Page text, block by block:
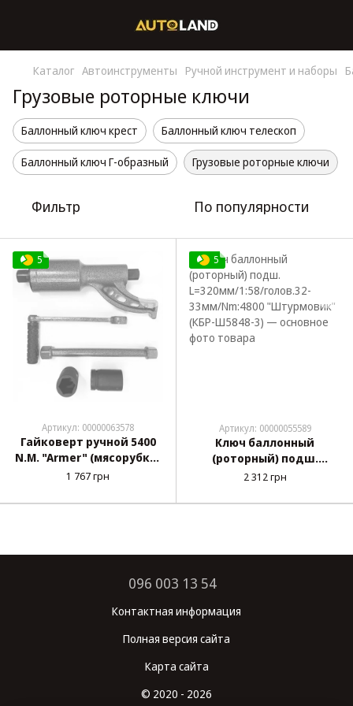
Каталог Автоинструменты Ручной инструмент и наборы
Грузовые роторные ключи
Баллонный ключ крест Баллонный ключ телескоп
Баллонный ключ Г-образный Грузовые роторные ключи
Фильтр По популярности
5
Артикул: 00000063578
Гайковерт ручной 5400
N.M. "Armer" (мясорубка)
ARM 2
1 767 грн
5
Артикул: 00000055589
Ключ баллонный
(роторный) подш.
L=320мм/1:58/голов.32-
"Штурмовик"(КБР-Ш5848-
2 312 грн
096 003 13 54
Контактная информация
Полная версия сайта
Карта сайта
© 2020 - 2026